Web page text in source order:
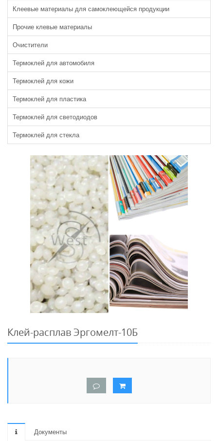
Клеевые материалы для самоклеющейся продукции
Прочие клевые материалы
Очистители
Термоклей для автомобиля
Термоклей для кожи
Термоклей для пластика
Термоклей для светодиодов
Термоклей для стекла
Клей-расплав Эргомелт-10Б
Документы